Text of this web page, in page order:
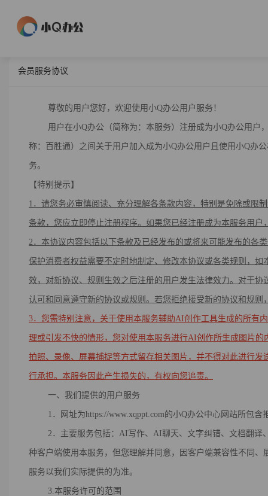
会员服务协议
尊敬的用户您好，欢迎使用小Q办公用户服务！
用户在小Q办公（简称为：本服务）注册成为小Q办公用户，
称：百胜通）之间关于用户加入成为小Q办公用户且使用小Q办
务。
【特别提示】
1．请您务必审慎阅读、充分理解各条款内容，特别是免除或限
条款，您应立即停止注册程序。如果您已经注册成为本服务用户
2 ． 本协议内容包括以下条款及已经发布的或将来可能发布的各
保护消费者权益需要不定时地制定、修改本协议或各类规则，如
效，对新协议、规则生效之后注册的用户发生法律效力。对于
认可和同意遵守新的协议或规则。若您拒绝接受新的协议和规则
3． 您需特别注意， 关于使用本服务辅助AI创作工具生成的所有
理或引发不快的情形，您对使用本服务进行AI创作所生成图片的
拍照、录像、屏幕捕捉等方式留存相关图片，并不得对此进行
行承担。 本服务 因此产生损失的，有权向您追责。
一、我们提供的用户服务
1．网址为https://www.xqppt.com的小Q办公中心网站所包含
2．主要服务包括：AI写作、AI聊天、文字纠错、文档翻译、
种客户端使用本服务，但您理解并同意，因客户端兼容性不同
服务以我们实际提供的为准。
3.本服务许可的范围